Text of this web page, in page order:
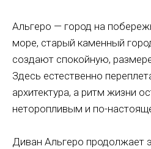
Альгеро — город на
море, старый каменный
создают спокойную,
Здесь естественно
архитектура, а ритм жизни
неторопливым и по-
Диван Альгеро продолжает